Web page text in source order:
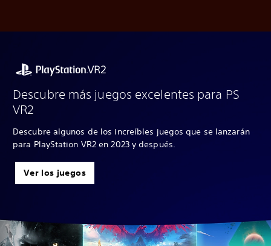
Descubre más juegos excelentes para PS
VR2
Descubre algunos de los increíbles juegos que se lanzarán
para PlayStation VR2 en 2023 y después.
Ver los juegos